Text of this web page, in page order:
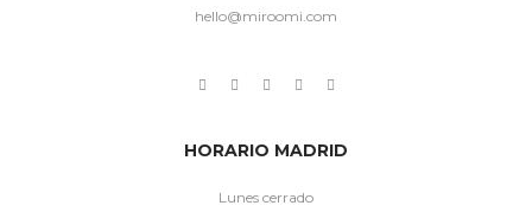
hello@miroomi.com
HORARIO MADRID
Lunes cerrado